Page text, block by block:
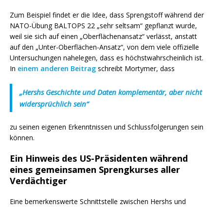
Zum Beispiel findet er die Idee, dass Sprengstoff während der
NATO-Übung BALTOPS 22 „sehr seltsam“ gepflanzt wurde,
weil sie sich auf einen „Oberflächenansatz“ verlässt, anstatt
auf den „Unter-Oberflächen-Ansatz“, von dem viele offizielle
Untersuchungen nahelegen, dass es höchstwahrscheinlich ist.
In einem anderen Beitrag schreibt Mortymer, dass
„Hershs Geschichte und Daten komplementär, aber nicht
widersprüchlich sein“
zu seinen eigenen Erkenntnissen und Schlussfolgerungen sein
können.
Ein Hinweis des US-Präsidenten während
eines gemeinsamen Sprengkurses aller
Verdächtiger
Eine bemerkenswerte Schnittstelle zwischen Hershs und